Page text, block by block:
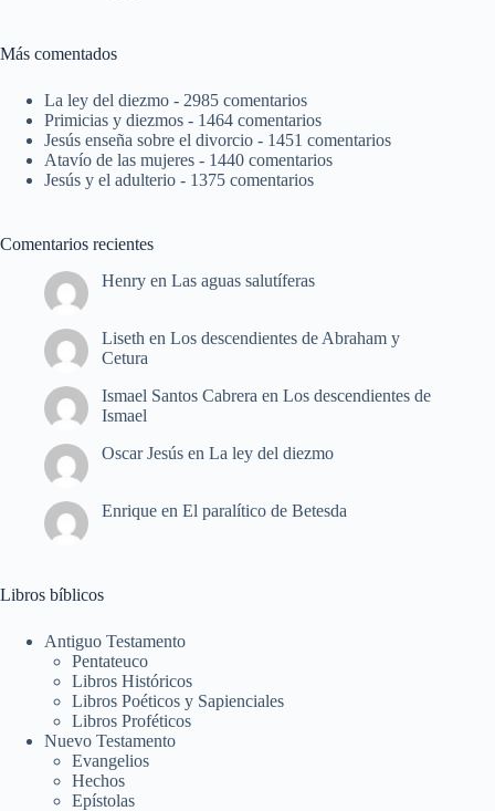
Más comentados
La ley del diezmo - 2985 comentarios
Primicias y diezmos - 1464 comentarios
Jesús enseña sobre el divorcio - 1451 comentarios
Atavío de las mujeres - 1440 comentarios
Jesús y el adulterio - 1375 comentarios
Comentarios recientes
Henry en Las aguas salutíferas
Liseth en Los descendientes de Abraham y
Cetura
Ismael Santos Cabrera en Los descendientes de
Ismael
Oscar Jesús en La ley del diezmo
Enrique en El paralítico de Betesda
Libros bíblicos
Antiguo Testamento
Pentateuco
Libros Históricos
Libros Poéticos y Sapienciales
Libros Proféticos
Nuevo Testamento
Evangelios
Hechos
Epístolas